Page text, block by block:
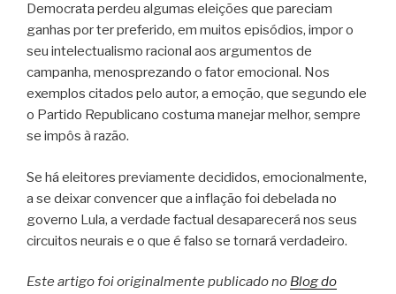
Democrata perdeu algumas eleições que pareciam
ganhas por ter preferido, em muitos episódios, impor o
seu intelectualismo racional aos argumentos de
campanha, menosprezando o fator emocional. Nos
exemplos citados pelo autor, a emoção, que segundo ele
o Partido Republicano costuma manejar melhor, sempre
se impôs à razão.
Se há eleitores previamente decididos, emocionalmente,
a se deixar convencer que a inflação foi debelada no
governo Lula, a verdade factual desaparecerá nos seus
circuitos neurais e o que é falso se tornará verdadeiro.
Este artigo foi originalmente publicado no Blog do